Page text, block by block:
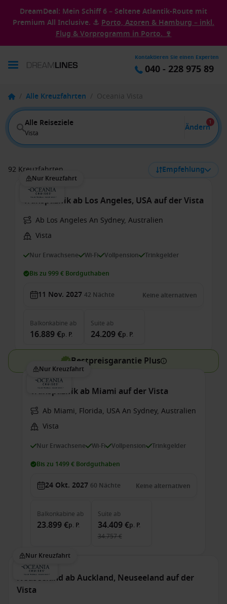
DreamDeal: Mein Schiff 6 – Seltene Atlantik-Route mit
Premium All Inclusive. ⚓ Porto, Azoren & Hamburg – inkl.
Flug & Vorprogramm in Porto. 🍷
Kontaktieren Sie einen Experten
040 - 228 975 89
/ Alle Kreuzfahrten / Oceania Vista
Alle Reiseziele
Vista
Ändern
1
92 Kreuzfahrten Empfehlung
Nur Kreuzfahrt
Transpazifik ab Los Angeles, USA auf der Vista
Ab Los Angeles An Sydney, Australien
Vista
Nur Erwachsene Wi-Fi Vollpension Trinkgelder
Bis zu 999 € Bordguthaben
11 Nov. 2027 42 Nächte Keine alternativen
Balkonkabine ab
16.889 €p. P.
Suite ab
24.209 €p. P.
Bestpreisgarantie Plus
Nur Kreuzfahrt
Transpazifik ab Miami auf der Vista
Ab Miami, Florida, USA An Sydney, Australien
Vista
Nur Erwachsene Wi-Fi Vollpension Trinkgelder
Bis zu 1499 € Bordguthaben
24 Okt. 2027 60 Nächte Keine alternativen
Balkonkabine ab
23.899 €p. P.
Suite ab
34.409 €p. P.
34.757 €
Nur Kreuzfahrt
Neuseeland ab Auckland, Neuseeland auf der
Vista